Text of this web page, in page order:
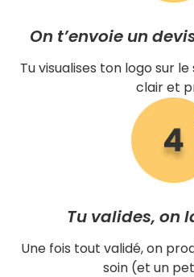
On t’envoie un
Tu visualises ton logo sur
clair et
Tu valides, on
Une fois tout validé, on
soin (et un